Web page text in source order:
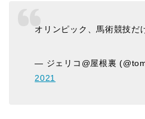
オリンピック、馬術競技だ
— ジェリコ@屋根裏
2021